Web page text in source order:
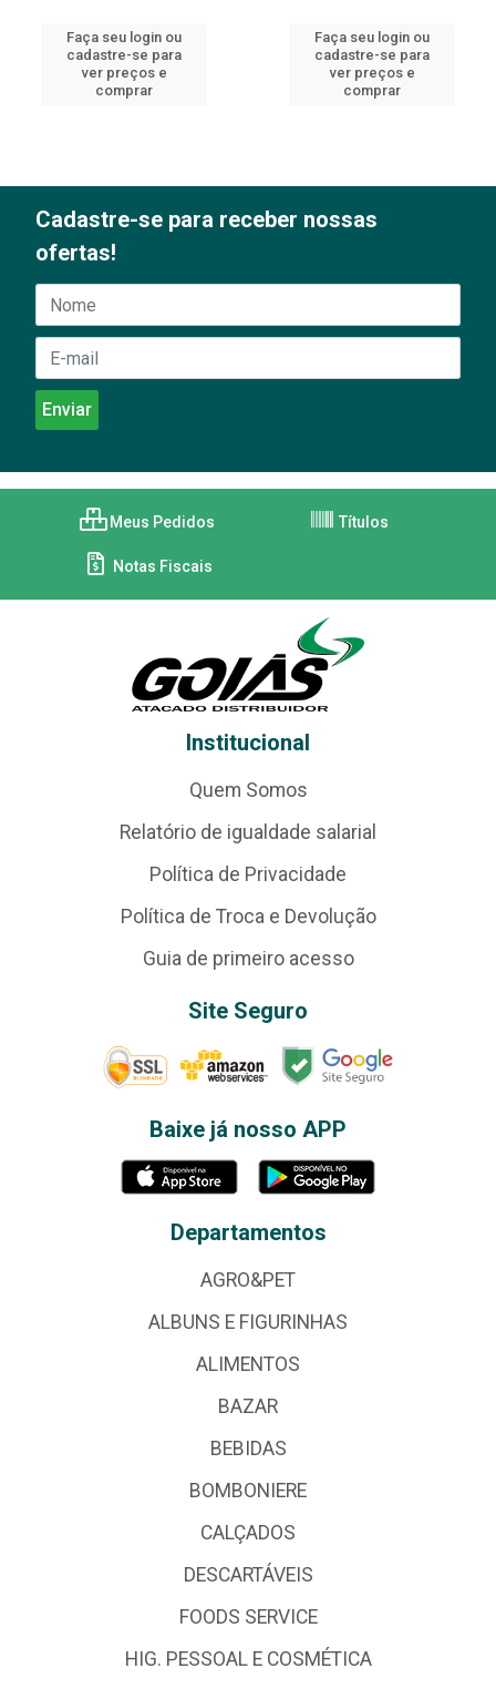
Faça seu login ou
cadastre-se para
ver preços e
comprar
Faça seu login ou
cadastre-se para
ver preços e
comprar
Cadastre-se para receber nossas
ofertas!
Meus Pedidos Títulos
Notas Fiscais
Institucional
Quem Somos
Relatório de igualdade salarial
Política de Privacidade
Política de Troca e Devolução
Guia de primeiro acesso
Site Seguro
Baixe já nosso APP
Departamentos
AGRO&PET
ALBUNS E FIGURINHAS
ALIMENTOS
BAZAR
BEBIDAS
BOMBONIERE
CALÇADOS
DESCARTÁVEIS
FOODS SERVICE
HIG. PESSOAL E COSMÉTICA